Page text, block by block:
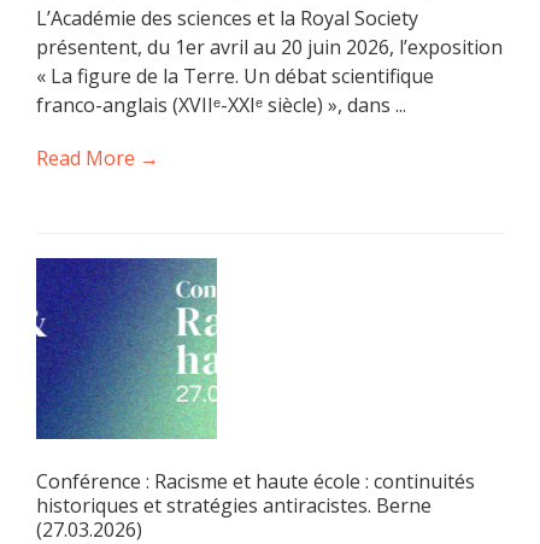
L’Académie des sciences et la Royal Society
présentent, du 1er avril au 20 juin 2026, l’exposition
« La figure de la Terre. Un débat scientifique
franco-anglais (XVIIᵉ-XXIᵉ siècle) », dans ...
Read More →
Conférence : Racisme et haute école : continuités
historiques et stratégies antiracistes. Berne
(27.03.2026)